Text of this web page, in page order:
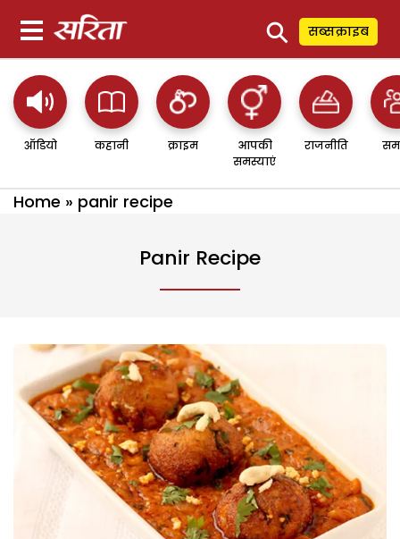
⚲ सब्सक्राइब
ऑडियो कहानी क्राइम
आपकी
समस्याएं
राजनीति
Home » panir recipe
Panir Recipe